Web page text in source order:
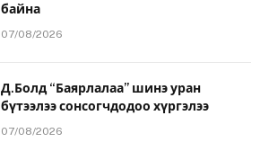
байна
07/08/2026
Д.Болд “Баярлалаа” шинэ уран
бүтээлээ сонсогчдодоо хүргэлээ
07/08/2026